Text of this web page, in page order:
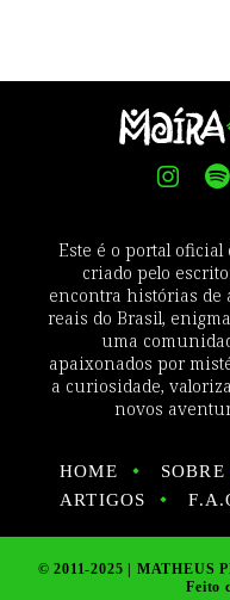
Este é o portal
criado pelo
encontra histórias de
reais do Brasil,
uma
apaixonados por
a curiosidade,
novos
HOME SOBRE
ARTIGOS
© 2011-2025 | MATHEUS
Feito